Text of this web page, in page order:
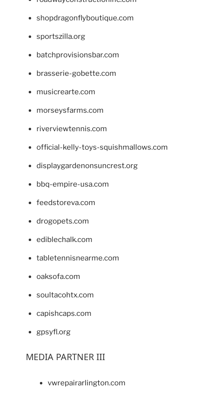
shopdragonflyboutique.com
sportszilla.org
batchprovisionsbar.com
brasserie-gobette.com
musicrearte.com
morseysfarms.com
riverviewtennis.com
official-kelly-toys-squishmallows.com
displaygardenonsuncrest.org
bbq-empire-usa.com
feedstoreva.com
drogopets.com
ediblechalk.com
tabletennisnearme.com
oaksofa.com
soultacohtx.com
capishcaps.com
gpsyfl.org
MEDIA PARTNER III
vwrepairarlington.com